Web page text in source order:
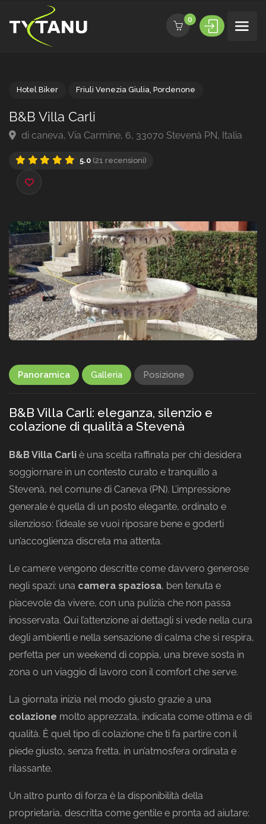
0
B&B Villa Carli
Panoramica Galleria Posizione
B&B Villa Carli: eleganza, silenzio e
colazione di qualità a Stevenà
B&B Villa Carli è una scelta raffinata per chi desidera
soggiornare in un contesto curato e tranquillo a
Stevenà, nel comune di Caneva (PN). L’impressione
generale è quella di un posto elegante, ordinato e
silenzioso: l’ideale se vuoi riposare bene e goderti
un’accoglienza discreta ma attenta.
Le camere vengono descritte come davvero generose
negli spazi: una camera spaziosa, ben tenuta e
piacevole da vivere, con una pulizia che non passa
inosservata. Qui l’attenzione ai dettagli si vede nella cura
degli ambienti e nella sensazione di calma che si respira,
perfetta per un weekend di coppia, una breve sosta in
zona o un viaggio di lavoro con il comfort che serve.
La giornata inizia nel modo giusto grazie a una
colazione molto apprezzata, indicata come ottima e di
qualità. È quel tipo di colazione che ti fa partire con il
piede giusto, senza fretta, in un’atmosfera ordinata e
rilassante.
Un altro punto di forza è la disponibilità della
proprietaria, descritta come gentile e pronta ad aiutare: